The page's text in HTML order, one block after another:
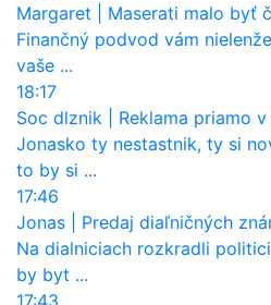
Margaret
Maserati malo byť čisto elektrické.
Finančný podvod vám
vaše ...
18:17
Soc dlznik
Reklama priamo v aute?
Jonasko ty nestastnik, ty si
to by si ...
17:46
Jonas
Predaj diaľničných známok rastie. Jedna z
Na dialniciach rozkradli
by byt ...
17:43